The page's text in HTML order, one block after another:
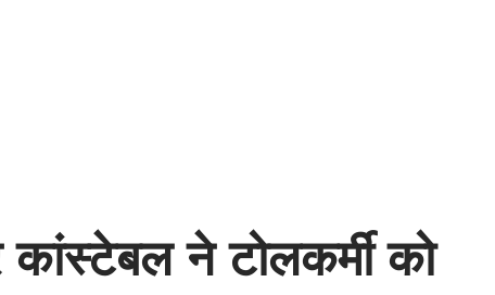
ने टोलकर्मी को